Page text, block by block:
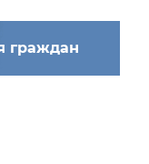
граждан